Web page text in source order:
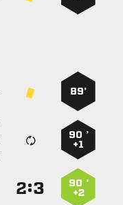
89’
90 ’
+1
90 ’
+2
: